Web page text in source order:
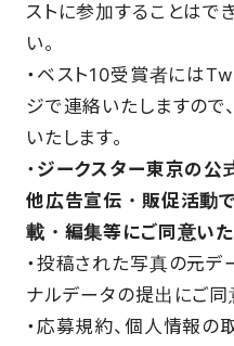
ストに参加することはで
い。
・ベスト10受賞者には
ジで連絡いたしますので
いたします。
・ ジークスター東京の公
他広告宣伝・販促活動
載・編集等にご同意いた
・投稿された写真の元
ナルデータの提出にご同
・応募規約、個人情報の